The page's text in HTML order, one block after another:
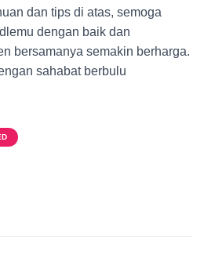
dan tips di atas, semoga
dengan baik dan
bersamanya semakin berharga.
sahabat berbulu